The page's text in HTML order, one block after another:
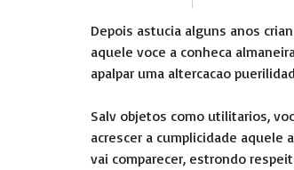
Depois astucia alguns anos
aquele voce a conheca
apalpar uma altercacao
Salv objetos como utilitarios,
acrescer a cumplicidade aquele
vai comparecer, estrondo